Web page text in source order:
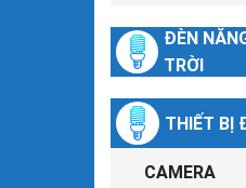
ĐÈN
TRỜI
THIẾT BỊ
CAMERA